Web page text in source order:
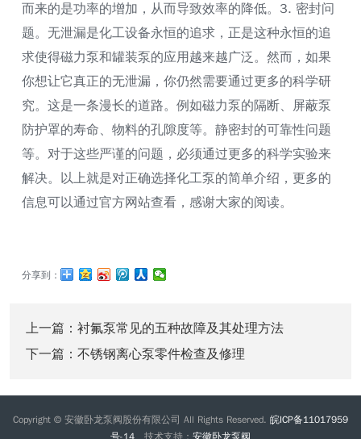
而来的是功率的增加，从而导致效率的降低。3. 密封问
题。无泄漏是化工设备永恒的追求，正是这种永恒的追
求使得磁力泵和罐装泵的应用越来越广泛。然而，如果
你想让它真正的无泄漏，你仍然需要通过更多的科学研
究。这是一条漫长的道路。例如磁力泵的隔断、屏蔽泵
防护罩的寿命、物料的孔隙度等。静密封的可靠性问题
等。对于这些严谨的问题，必须通过更多的科学实验来
解决。以上就是对正确选择化工泵的简单介绍，更多的
信息可以通过官方网站查看，感谢大家的阅读。
分享到：
上一篇： 衬氟泵常见的五种故障及其处理方法
下一篇： 不锈钢离心泵零件检查及修理
Copyright © 安徽卧龙泵阀股份有限公司 All Rights Reserved. 皖ICP备11017959